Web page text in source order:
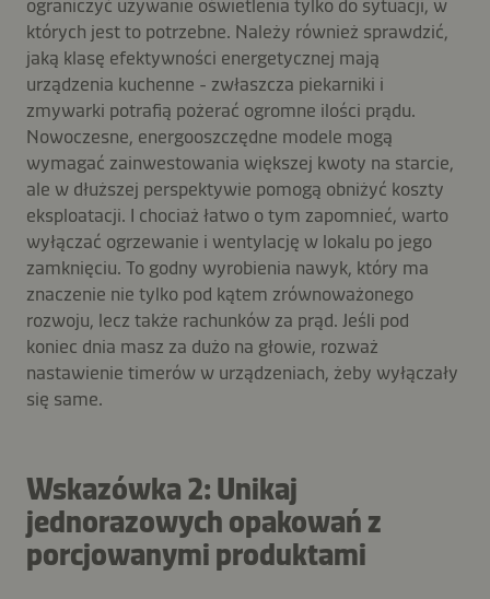
ograniczyć używanie oświetlenia tylko do sytuacji, w
których jest to potrzebne. Należy również sprawdzić,
jaką klasę efektywności energetycznej mają
urządzenia kuchenne - zwłaszcza piekarniki i
zmywarki potrafią pożerać ogromne ilości prądu.
Nowoczesne, energooszczędne modele mogą
wymagać zainwestowania większej kwoty na starcie,
ale w dłuższej perspektywie pomogą obniżyć koszty
eksploatacji. I chociaż łatwo o tym zapomnieć, warto
wyłączać ogrzewanie i wentylację w lokalu po jego
zamknięciu. To godny wyrobienia nawyk, który ma
znaczenie nie tylko pod kątem zrównoważonego
rozwoju, lecz także rachunków za prąd. Jeśli pod
koniec dnia masz za dużo na głowie, rozważ
nastawienie timerów w urządzeniach, żeby wyłączały
się same.
Wskazówka 2: Unikaj
jednorazowych opakowań z
porcjowanymi produktami